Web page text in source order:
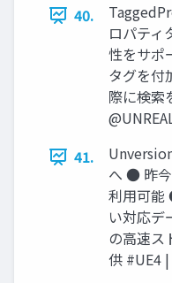
40.
ロパティ
性をサポ
タグを付
際に検索
41.
へ ● 昨
利用可能
い対応
の高速ス
供 #UE4 |